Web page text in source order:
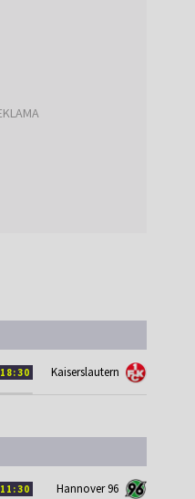
18:30 Kaiserslautern
11:30 Hannover 96